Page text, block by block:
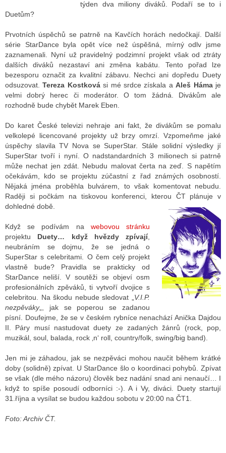
TELEVIZE
TELEVIZÍ
VYSÍLAČE
INTERNET
RÁDIA
STRÁNKY RÁDIÍ
STRÁNKY TV
TISK
STÁT BLOGEREM
BLOGERA
DISKUTÉRA NA RADIOTV
STARŠÍCH DISKUZÍ
týden dva miliony diváků. Podaří se to i
Duetům?
Prvotních úspěchů se patrně na Kavčích horách nedočkají. Další
série StarDance byla opět více než úspěšná, mírný odlv jsme
zaznamenali. Nyní už pravidelný podzimní projekt však od ztráty
dalších diváků nezastaví ani změna kabátu. Tento pořad lze
bezesporu označit za kvalitní zábavu. Nechci ani dopředu Duety
odsuzovat.Tereza Kostkovási mé srdce získala aAleš Hámaje
velmi dobrý herec či moderátor. O tom žádná. Divákům ale
rozhodně bude chybět Marek Eben.
Do karet České televizi nehraje ani fakt, že divákům se pomalu
velkolepé licencované projekty už brzy omrzí. Vzpomeňme jaké
úspěchy slavila TV Nova se SuperStar. Stále solidní výsledky jí
SuperStar tvoří i nyní. O nadstandardních 3 milionech si patrně
může nechat jen zdát. Nebudu malovat čerta na zeď. S napětím
očekávám, kdo se projektu zúčastní z řad známých osobností.
Nějaká jména proběhla bulvárem, to však komentovat nebudu.
Raději si počkám na tiskovou konferenci, kterou ČT plánuje v
dohledné době.
Když se podívám na webovou stránku
projektu Duety… když hvězdy zpívají,
neubráním se dojmu, že se jedná o
SuperStar s celebritami. O čem celý projekt
vlastně bude? Pravidla se prakticky od
StarDance neliší. V soutěži se objeví osm
profesionálních zpěváků, ti vytvoří dvojice s
celebritou. Na škodu nebude sledovat „ V.I.P.
nezpěváky„, jak se poperou se zadanou
písní. Doufejme, že se v českém rybníce nenachází Anička Dajdou
II. Páry musí nastudovat duety ze zadaných žánrů (rock, pop,
muzikál, soul, balada, rock ‚n‘ roll, country/folk, swing/big band).
Jen mi je záhadou, jak se nezpěváci mohou naučit během krátké
doby (solidně) zpívat. U StarDance šlo o koordinaci pohybů. Zpívat
se však (dle mého názoru) člověk bez nadání snad ani nenaučí… I
když to spíše posoudí odborníci :-). A i Vy, diváci. Duety startují
31.října a vysílat se budou každou sobotu v 20:00 na ČT1.
Foto: Archiv ČT.